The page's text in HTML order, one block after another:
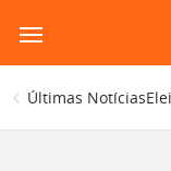
para
o
conteúdo
Últimas Notícias